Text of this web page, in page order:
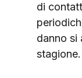
di
danno si
stagione.